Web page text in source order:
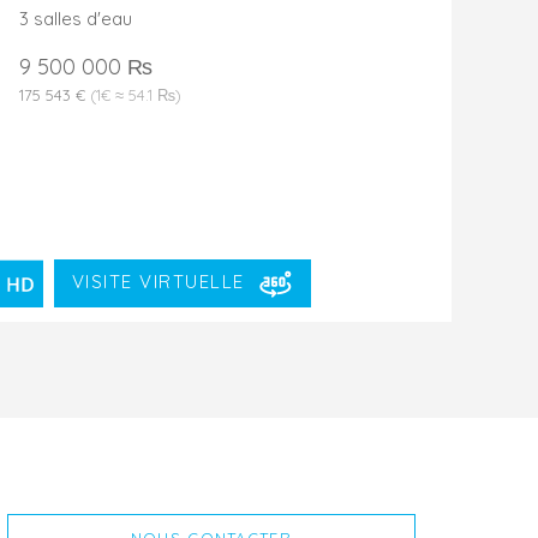
3 salles d'eau
9 500 000 ₨
175 543 € (1€ ≈ 54.1 ₨)
VISITE VIRTUELLE